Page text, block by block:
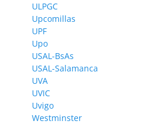
ULPGC
Upcomillas
UPF
Upo
USAL-BsAs
USAL-Salamanca
UVA
UVIC
Uvigo
Westminster